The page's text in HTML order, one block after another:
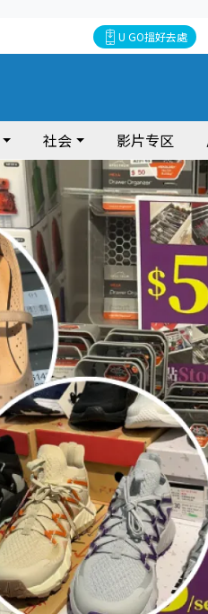
U GO搵好去處
社会 影片专区